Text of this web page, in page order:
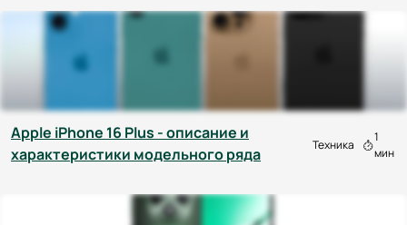
Apple iPhone 16 Plus - описание и
характеристики модельного ряда
Техника
1
мин